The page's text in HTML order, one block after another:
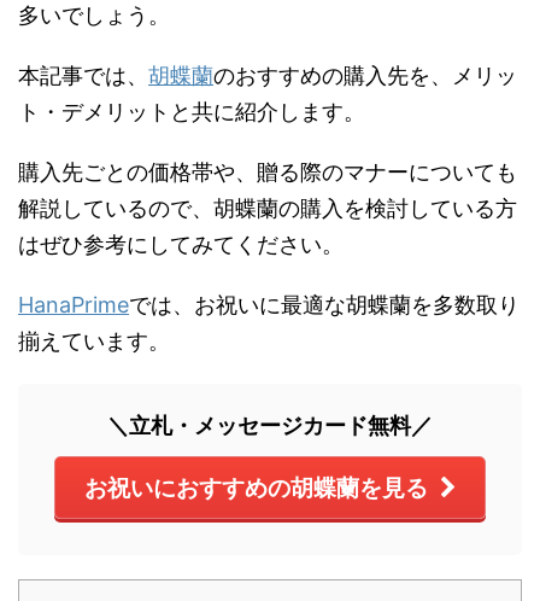
多いでしょう。
本記事では、 胡蝶蘭のおすすめの購入先を、メリッ
ト・デメリットと共に紹介します。
購入先ごとの価格帯や、贈る際のマナーについても
解説しているので、胡蝶蘭の購入を検討している方
はぜひ参考にしてみてください。
HanaPrimeでは、お祝いに最適な胡蝶蘭を多数取り
揃えています。
＼立札・メッセージカード無料／
お祝いにおすすめの胡蝶蘭を見る